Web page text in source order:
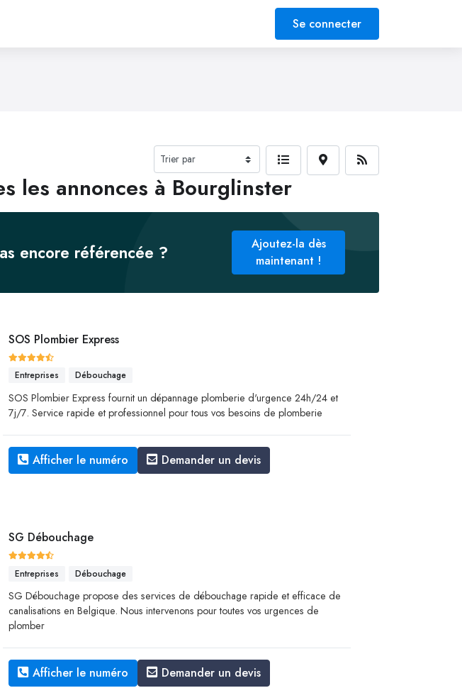
Se connecter
les annonces à Bourglinster
encore référencée ?
Ajoutez-la dès
maintenant !
SOS Plombier Express
Entreprises Débouchage
SOS Plombier Express fournit un dépannage plomberie d'urgence 24h/24 et
7j/7. Service rapide et professionnel pour tous vos besoins de plomberie
Afficher le numéro Demander un devis
SG Débouchage
Entreprises Débouchage
SG Débouchage propose des services de débouchage rapide et efficace de
canalisations en Belgique. Nous intervenons pour toutes vos urgences de
plomber
Afficher le numéro Demander un devis